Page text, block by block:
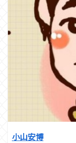
小山安博